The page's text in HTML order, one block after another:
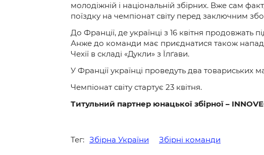
молодіжній і національній збірних. Вже сам
поїздку на чемпіонат світу перед заключним
До Франції, де українці з 16 квітня продовжать
Анже до команди має приєднатися також
Чехії в складі «Дукли» з Їлґави.
У Франції українці проведуть два товариських
Чемпіонат світу стартує 23 квітня.
Титульний партнер юнацької збірної –
Тег: Збірна України Збірні команди